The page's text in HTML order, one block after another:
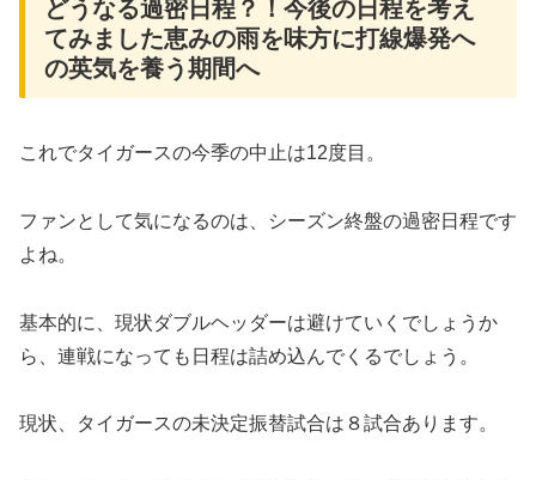
どうなる過密日程？！今後の日程を考え
てみました恵みの雨を味方に打線爆発へ
の英気を養う期間へ
これでタイガースの今季の中止は12度目。
ファンとして気になるのは、シーズン終盤の過密日程です
よね。
基本的に、現状ダブルヘッダーは避けていくでしょうか
ら、連戦になっても日程は詰め込んでくるでしょう。
​現状、タイガースの未決定振替試合は８試合あります。